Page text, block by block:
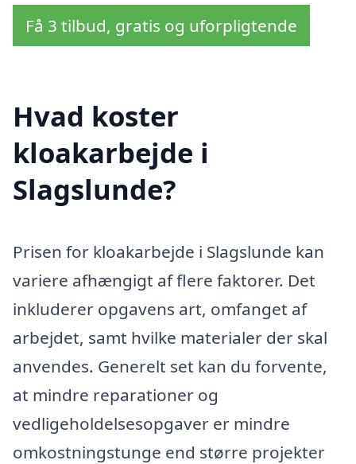
Få 3 tilbud, gratis og uforpligtende
Hvad koster
kloakarbejde i
Slagslunde?
Prisen for kloakarbejde i Slagslunde kan
variere afhængigt af flere faktorer. Det
inkluderer opgavens art, omfanget af
arbejdet, samt hvilke materialer der skal
anvendes. Generelt set kan du forvente,
at mindre reparationer og
vedligeholdelsesopgaver er mindre
omkostningstunge end større projekter